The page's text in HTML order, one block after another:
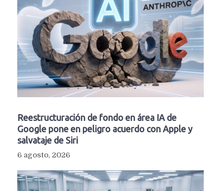
Reestructuración de fondo en área IA de
Google pone en peligro acuerdo con Apple y
salvataje de Siri
6 agosto, 2026